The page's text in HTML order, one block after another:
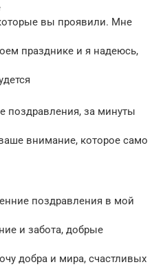
вы проявили. Мне
празднике и я надеюсь,
поздравления, за минуты
внимание, которое само
поздравления в мой
и забота, добрые
добра и мира, счастливых